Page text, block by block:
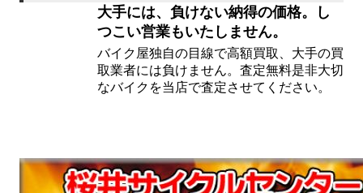
大手には、負けない納得の価格。し
つこい営業もいたしません。
バイク屋独自の目線で高額買取、大手の買
取業者には負けません。査定無料是非大切
なバイクを当店で査定させてください。